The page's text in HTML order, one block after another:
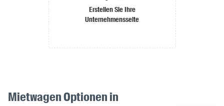
Erstellen Sie Ihre
Unternehmensseite
Mietwagen Optionen in